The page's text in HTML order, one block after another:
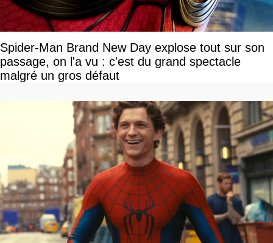
Spider-Man Brand New Day explose tout sur son
passage, on l'a vu : c'est du grand spectacle
malgré un gros défaut